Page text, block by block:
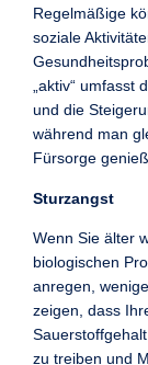
Regelmäßige
soziale
„aktiv“ umfasst
und die
während man
Fürsorge
Sturzangst
Wenn Sie älter
biologischen
anregen,
zeigen, dass
zu treiben und